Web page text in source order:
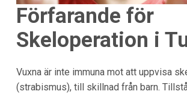
Förfarande för
Skeloperation i
Vuxna är inte immuna mot att uppvisa
(strabismus), till skillnad från barn.